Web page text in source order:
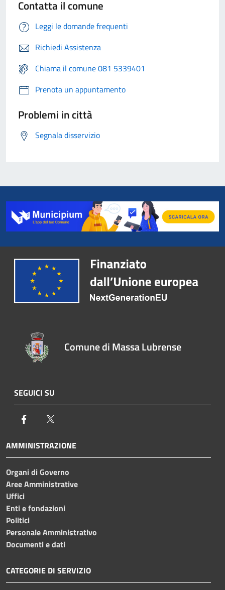
Contatta il comune
Leggi le domande frequenti
Richiedi Assistenza
Chiama il comune 081 5339401
Prenota un appuntamento
Problemi in città
Segnala disservizio
Comune di Massa Lubrense
SEGUICI SU
Facebook
AMMINISTRAZIONE
Organi di Governo
Aree Amministrative
Uffici
Enti e fondazioni
Politici
Personale Amministrativo
Documenti e dati
CATEGORIE DI SERVIZIO